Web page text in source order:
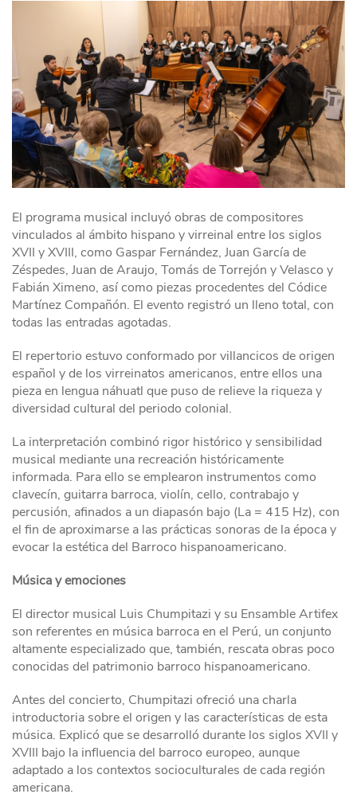
El programa musical incluyó obras de compositores
vinculados al ámbito hispano y virreinal entre los siglos
XVII y XVIII, como Gaspar Fernández, Juan García de
Zéspedes, Juan de Araujo, Tomás de Torrejón y Velasco y
Fabián Ximeno, así como piezas procedentes del Códice
Martínez Compañón. El evento registró un lleno total, con
todas las entradas agotadas.
El repertorio estuvo conformado por villancicos de origen
español y de los virreinatos americanos, entre ellos una
pieza en lengua náhuatl que puso de relieve la riqueza y
diversidad cultural del periodo colonial.
La interpretación combinó rigor histórico y sensibilidad
musical mediante una recreación históricamente
informada. Para ello se emplearon instrumentos como
clavecín, guitarra barroca, violín, cello, contrabajo y
percusión, afinados a un diapasón bajo (La = 415 Hz), con
el fin de aproximarse a las prácticas sonoras de la época y
evocar la estética del Barroco hispanoamericano.
Música y emociones
El director musical Luis Chumpitazi y su Ensamble Artifex
son referentes en música barroca en el Perú, un conjunto
altamente especializado que, también, rescata obras poco
conocidas del patrimonio barroco hispanoamericano.
Antes del concierto, Chumpitazi ofreció una charla
introductoria sobre el origen y las características de esta
música. Explicó que se desarrolló durante los siglos XVII y
XVIII bajo la influencia del barroco europeo, aunque
adaptado a los contextos socioculturales de cada región
americana.